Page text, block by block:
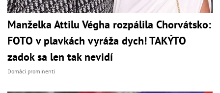
Manželka Attilu Végha rozpálila Chorvátsko:
FOTO v plavkách vyráža dych! TAKÝTO
zadok sa len tak nevidí
Domáci prominenti